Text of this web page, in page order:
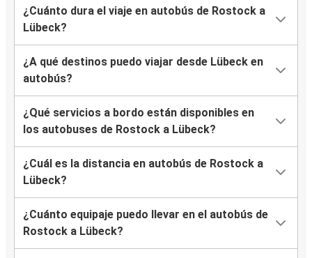
¿Cuánto dura el viaje en autobús de Rostock a
Lübeck?
¿A qué destinos puedo viajar desde Lübeck en
autobús?
¿Qué servicios a bordo están disponibles en
los autobuses de Rostock a Lübeck?
¿Cuál es la distancia en autobús de Rostock a
Lübeck?
¿Cuánto equipaje puedo llevar en el autobús de
Rostock a Lübeck?